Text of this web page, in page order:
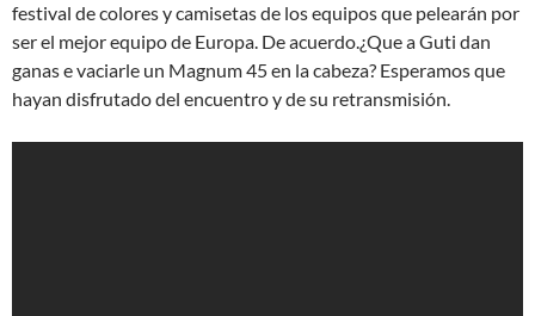
festival de colores y camisetas de los equipos que pelearán por
ser el mejor equipo de Europa. De acuerdo.¿Que a Guti dan
ganas e vaciarle un Magnum 45 en la cabeza? Esperamos que
hayan disfrutado del encuentro y de su retransmisión.